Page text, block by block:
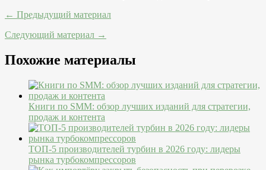
← Предыдущий материал
Следующий материал →
Похожие материалы
Книги по SMM: обзор лучших изданий для стратегии,
продаж и контента
ТОП-5 производителей турбин в 2026 году: лидеры
рынка турбокомпрессоров